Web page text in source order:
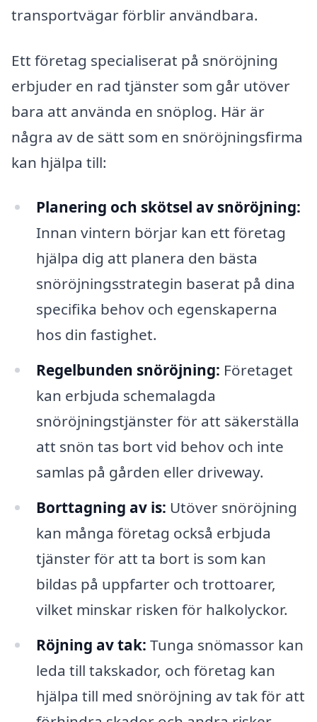
transportvägar förblir användbara.
Ett företag specialiserat på snöröjning
erbjuder en rad tjänster som går utöver
bara att använda en snöplog. Här är
några av de sätt som en snöröjningsfirma
kan hjälpa till:
Planering och skötsel av snöröjning:
Innan vintern börjar kan ett företag
hjälpa dig att planera den bästa
snöröjningsstrategin baserat på dina
specifika behov och egenskaperna
hos din fastighet.
Regelbunden snöröjning: Företaget
kan erbjuda schemalagda
snöröjningstjänster för att säkerställa
att snön tas bort vid behov och inte
samlas på gården eller driveway.
Borttagning av is: Utöver snöröjning
kan många företag också erbjuda
tjänster för att ta bort is som kan
bildas på uppfarter och trottoarer,
vilket minskar risken för halkolyckor.
Röjning av tak: Tunga snömassor kan
leda till takskador, och företag kan
hjälpa till med snöröjning av tak för att